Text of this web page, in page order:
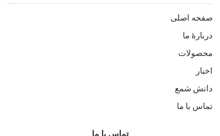
صفحه اصلی
دربارهٔ ما
محصولات
اخبار
دانش شمع
تماس با ما
تماس با ما